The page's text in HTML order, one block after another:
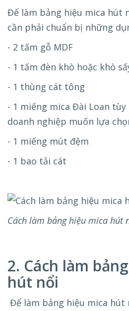
Để làm bảng hiệu mica hút
cần phải chuẩn bị những
- 2 tấm gỗ MDF
- 1 tấm đèn khò hoặc khò
- 1 thùng cát tông
- 1 miếng mica Đài Loan
doanh nghiệp muốn lựa
- 1 miếng mút đệm
- 1 bao tải cát
Cách làm bảng hiệu mica hút
2. Cách làm
hút nổi
Để làm bảng hiệu mica hút